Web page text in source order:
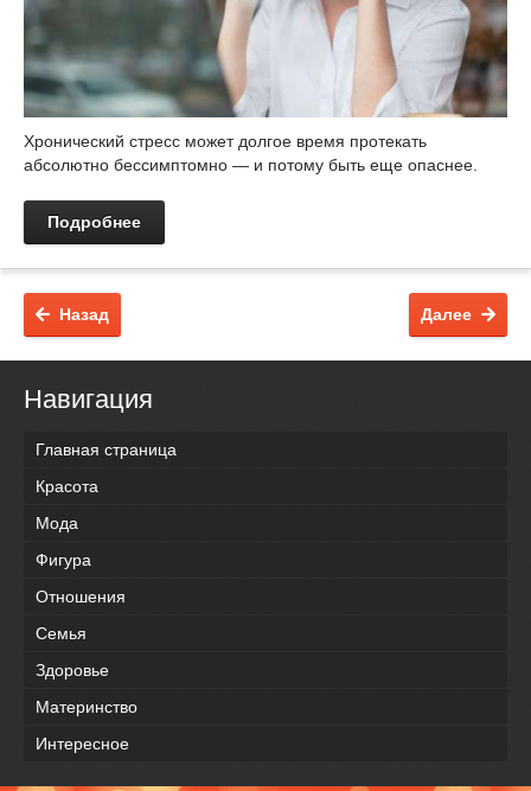
Хронический стресс может долгое время протекать
абсолютно бессимптомно — и потому быть еще опаснее.
Подробнее
Далее
Назад
Навигация
Главная страница
Красота
Мода
Фигура
Отношения
Семья
Здоровье
Материнство
Интересное